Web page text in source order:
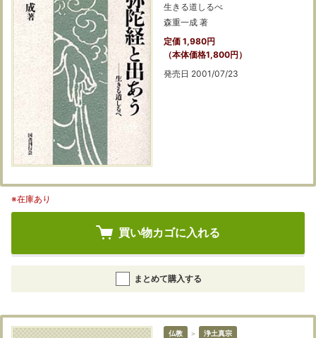
生きる道しるべ
森重一成 著
定価 1,980円
（本体価格1,800円）
発売日 2001/07/23
※在庫あり
買い物カゴに入れる
まとめて購入する
仏教 ＞ 浄土真宗